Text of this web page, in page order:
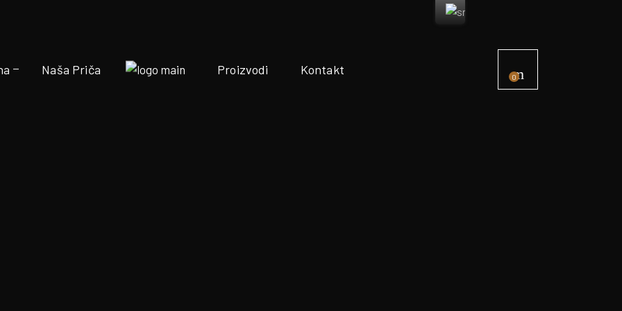
Naša Priča Proizvodi Kontakt 0